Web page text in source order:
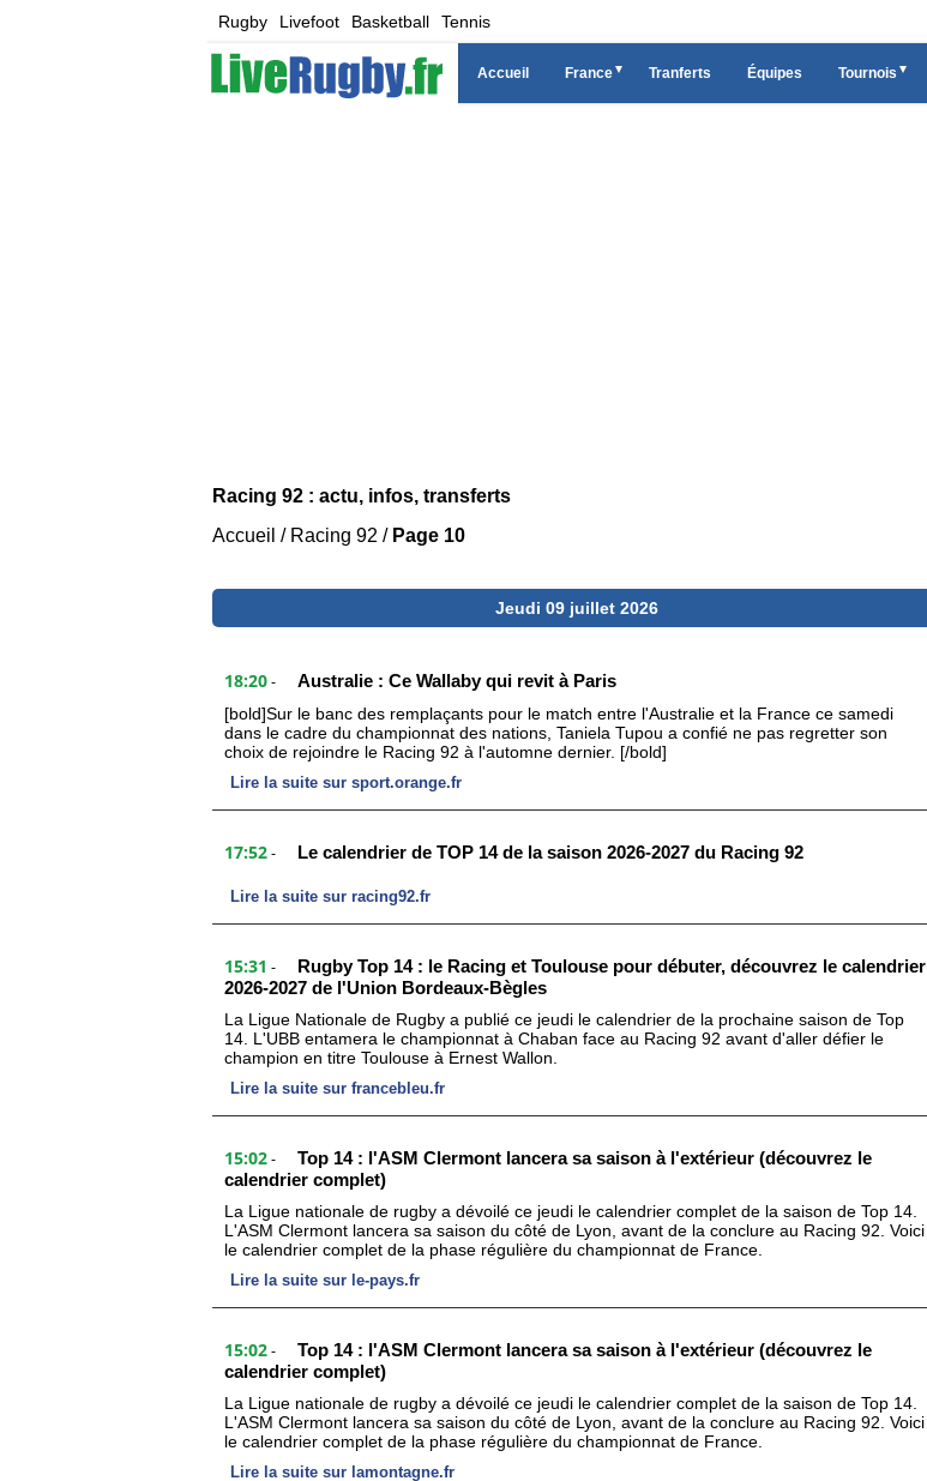
Rugby Livefoot Basketball Tennis
Accueil France Tranferts Équipes Tournois
Racing 92 : actu, infos, transferts
Accueil / Racing 92 / Page 10
Jeudi 09 juillet 2026
18:20 - Australie : Ce Wallaby qui revit à Paris
[bold]Sur le banc des remplaçants pour le match entre l'Australie et la France ce samedi
dans le cadre du championnat des nations, Taniela Tupou a confié ne pas regretter son
choix de rejoindre le Racing 92 à l'automne dernier. [/bold]
Lire la suite sur sport.orange.fr
17:52 - Le calendrier de TOP 14 de la saison 2026-2027 du Racing 92
Lire la suite sur racing92.fr
15:31 -
Rugby Top 14 : le Racing et Toulouse pour débuter, découvrez le calendrier
2026-2027 de l'Union Bordeaux-Bègles
La Ligue Nationale de Rugby a publié ce jeudi le calendrier de la prochaine saison de Top
14. L'UBB entamera le championnat à Chaban face au Racing 92 avant d'aller défier le
champion en titre Toulouse à Ernest Wallon.
Lire la suite sur francebleu.fr
15:02 -
Top 14 : l'ASM Clermont lancera sa saison à l'extérieur (découvrez le
calendrier complet)
La Ligue nationale de rugby a dévoilé ce jeudi le calendrier complet de la saison de Top 14.
L'ASM Clermont lancera sa saison du côté de Lyon, avant de la conclure au Racing 92. Voici
le calendrier complet de la phase régulière du championnat de France.
Lire la suite sur le-pays.fr
15:02 -
Top 14 : l'ASM Clermont lancera sa saison à l'extérieur (découvrez le
calendrier complet)
La Ligue nationale de rugby a dévoilé ce jeudi le calendrier complet de la saison de Top 14.
L'ASM Clermont lancera sa saison du côté de Lyon, avant de la conclure au Racing 92. Voici
le calendrier complet de la phase régulière du championnat de France.
Lire la suite sur lamontagne.fr